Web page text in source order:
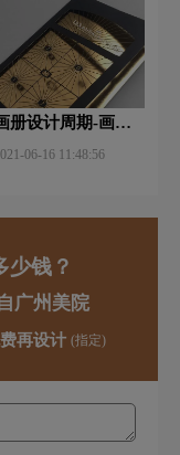
册设计周期-画册
？
06-16 11:48:56
少钱？
广州美院
再设计 (指定)